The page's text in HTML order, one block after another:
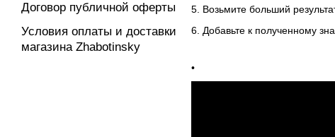
5. Возьмите больший
6. Добавьте к полученному
•
Договор публичной оферты
Условия оплаты и доставки
магазина Zhabotinsky